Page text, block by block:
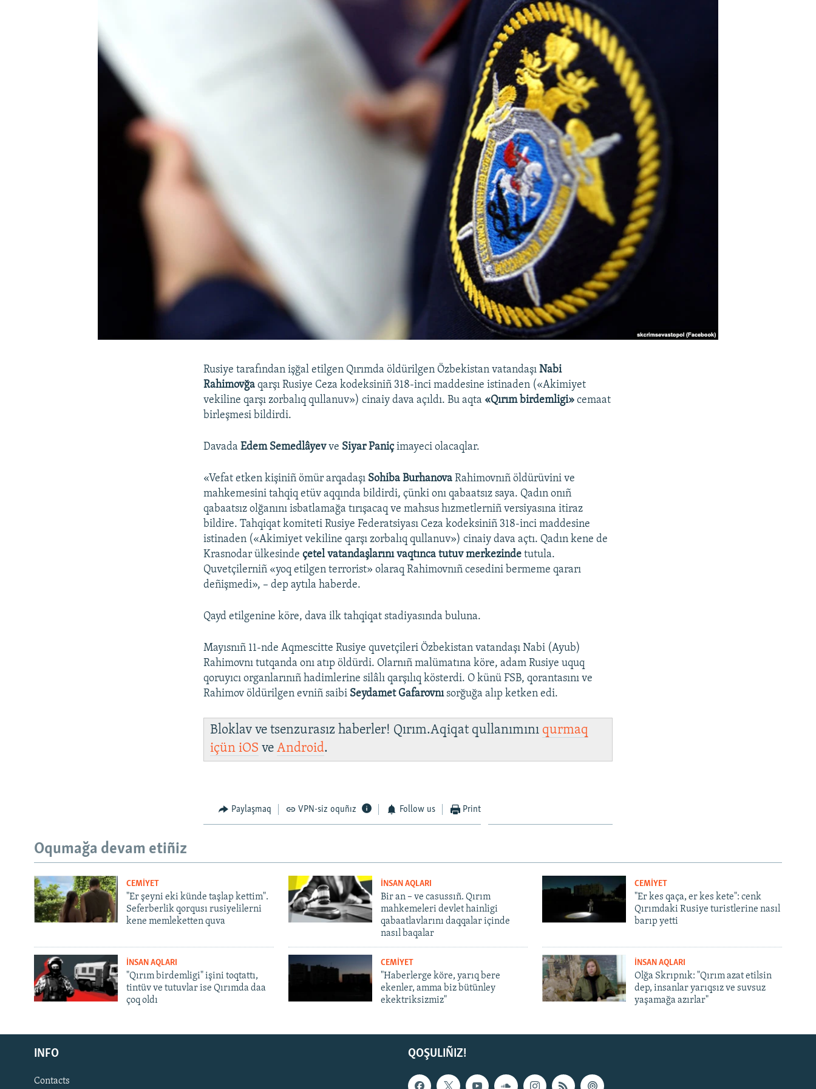
Русский
Українською
QOŞULIÑIZ!
Rusiye tarafından işğal etilgen Qırımda öldürilgen Özbekistan vatandaşıNabi
Rahimovğa qarşı Rusiye Ceza kodeksiniñ 318-inci maddesine istinaden («Akimiyet
vekiline qarşı zorbalıq qullanuv») cinaiy dava açıldı. Bu aqta «Qırım birdemligi» cemaat
birleşmesi bildirdi.
DavadaEdem Semedlâyevve Siyar Paniçimayeci olacaqlar.
«Vefat etken kişiniñ ömür arqadaşı Sohiba Burhanova Rahimovnıñ öldürüvini ve
mahkemesini tahqiq etüv aqqında bildirdi, çünki onı qabaatsız saya. Qadın onıñ
qabaatsız olğanını isbatlamağa tırışacaq ve mahsus hızmetlerniñ versiyasına itiraz
bildire. Tahqiqat komiteti Rusiye Federatsiyası Ceza kodeksiniñ 318-inci maddesine
istinaden («Akimiyet vekiline qarşı zorbalıq qullanuv») cinaiy dava açtı. Qadın kene de
Krasnodar ülkesindeçetel vatandaşlarını vaqtınca tutuv merkezindetutula.
Quvetçilerniñ «yoq etilgen terrorist» olaraq Rahimovnıñ cesedini bermeme qararı
deñişmedi», – dep aytıla haberde.
Qayd etilgenine köre, dava ilk tahqiqat stadiyasında buluna.
Mayısnıñ 11-nde Aqmescitte Rusiye quvetçileri Özbekistan vatandaşı Nabi (Ayub)
Rahimovnı tutqanda onı atıp öldürdi. Olarnıñ malümatına köre, adam Rusiye uquq
qoruyıcı organlarınıñ hadimlerine silâlı qarşılıq kösterdi. O künü FSB, qorantasını ve
Rahimov öldürilgen evniñ saibi Seydamet Gafarovnısorğuğa alıp ketken edi.
Bloklav ve tsenzurasız haberler! Qırım.Aqiqat qullanımını qurmaq
içüniOS veAndroid.
Paylaşmaq VPN-siz oquñız Follow us Print
Oqumağa devam etiñiz
CEMİYET
"Er şeyni eki künde taşlap kettim".
Seferberlik qorqusı rusiyelilerni
kene memleketten quva
İNSAN AQLARI
Bir an – ve casussıñ. Qırım
mahkemeleri devlet hainligi
qabaatlavlarını daqqalar içinde
nasıl baqalar
CEMİYET
"Er kes qaça, er kes kete": cenk
Qırımdaki Rusiye turistlerine nasıl
barıp yetti
İNSAN AQLARI
"Qırım birdemligi" işini toqtattı,
tintüv ve tutuvlar ise Qırımda daa
çoq oldı
CEMİYET
"Haberlerge köre, yarıq bere
ekenler, amma biz bütünley
ekektriksizmiz"
İNSAN AQLARI
Olğa Skrıpnık: "Qırım azat etilsin
dep, insanlar yarıqsız ve suvsuz
yaşamağa azırlar"
QOŞULIÑIZ!
INFO
Contacts